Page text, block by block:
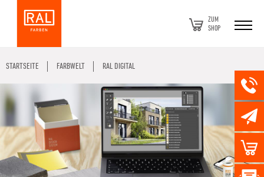
ZUM
SHOP
STARTSEITE FARBWELT RAL DIGITAL